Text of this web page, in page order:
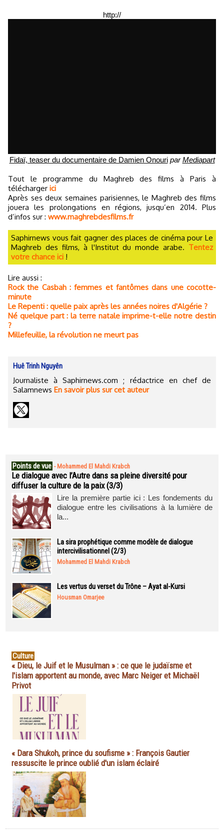
http://
Fidaï, teaser du documentaire de Damien Onouri parMediapart
Tout le programme du Maghreb des films à Paris à
télécharger ici
Après ses deux semaines parisiennes, le Maghreb des films
jouera les prolongations en régions, jusqu’en 2014. Plus
d’infos sur : www.maghrebdesfilms.fr
Saphirnews vous fait gagner des places de cinéma pour Le
Maghreb des films, à l'Institut du monde arabe. Tentez
votre chance ici !
Lire aussi :
Rock the Casbah : femmes et fantômes dans une cocotte-
minute
Le Repenti : quelle paix après les années noires d'Algérie ?
Né quelque part : la terre natale imprime-t-elle notre destin
?
Millefeuille, la révolution ne meurt pas
Huê Trinh Nguyên
Journaliste à Saphirnews.com ; rédactrice en chef de
Salamnews En savoir plus sur cet auteur
Points de vue - Mohammed El Mahdi Krabch
Le dialogue avec l’Autre dans sa pleine diversité pour
diffuser la culture de la paix (3/3)
Lire la première partie ici : Les fondements du
dialogue entre les civilisations à la lumière de
la...
La sira prophétique comme modèle de dialogue
intercivilisationnel (2/3)
Mohammed El Mahdi Krabch
Les vertus du verset du Trône – Ayat al-Kursi
Housman Omarjee
Culture
« Dieu, le Juif et le Musulman » : ce que le judaïsme et
l'islam apportent au monde, avec Marc Neiger et Michaël
Privot
« Dara Shukoh, prince du soufisme » : François Gautier
ressuscite le prince oublié d'un islam éclairé